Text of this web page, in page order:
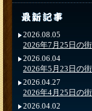
2026.08.05
2026年7月25日の
2026.06.04
2026年5月23日の
2026.04.27
2026年4月25日の
2026.04.02